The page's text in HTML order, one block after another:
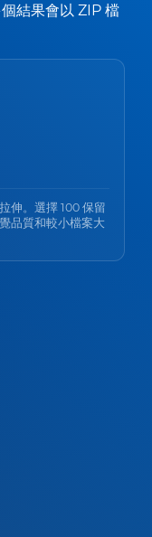
結果會以 ZIP 檔
伸。選擇 100 保留
品質和較小檔案大